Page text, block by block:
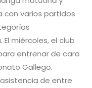
varios partidos
miércoles, el club
entrenar de cara
Gallego.
de entre